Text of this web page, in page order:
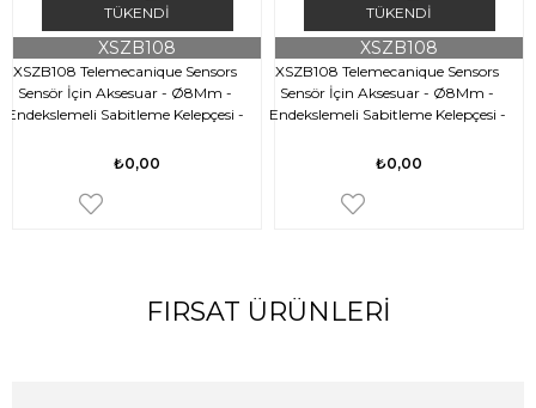
TÜKENDI
XSZB108 Telemecanique Sensors
Sensör İçin Aksesuar - Ø8Mm -
Endekslemeli Sabitleme Kelepçesi -
XSZB108
₺0,00
TÜKENDI
XSZB108 Telemecanique Sensors
Sensör İçin Aksesuar - Ø8Mm -
Endekslemeli Sabitleme Kelepçesi -
XSZB108
₺0,00
FIRSAT ÜRÜNLERI